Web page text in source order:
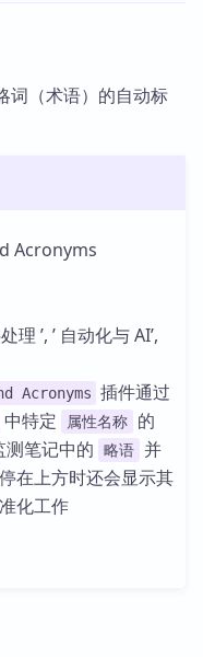
词（术语）的自动标
Acronyms
理 ’, ’ 自动化与 AI’,
Acronyms 插件通过
中特定 属性名称 的
测笔记中的 略语 并
在上方时还会显示其
化工作